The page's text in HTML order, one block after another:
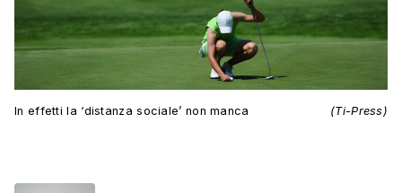
In effetti la ‘distanza sociale’ non manca (Ti-Press)